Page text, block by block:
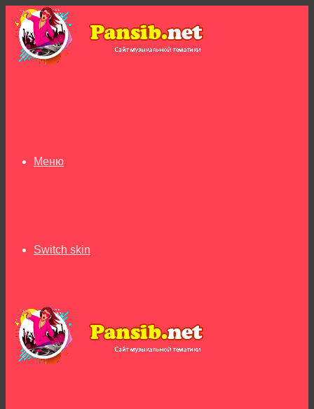
Меню
Switch skin